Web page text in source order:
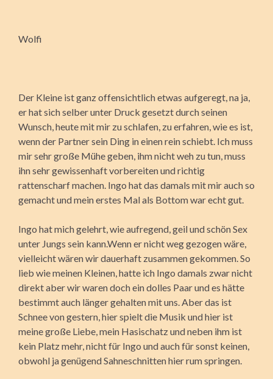
Wolfi
Der Kleine ist ganz offensichtlich etwas aufgeregt, na ja,
er hat sich selber unter Druck gesetzt durch seinen
Wunsch, heute mit mir zu schlafen, zu erfahren, wie es ist,
wenn der Partner sein Ding in einen rein schiebt. Ich muss
mir sehr große Mühe geben, ihm nicht weh zu tun, muss
ihn sehr gewissenhaft vorbereiten und richtig
rattenscharf machen. Ingo hat das damals mit mir auch so
gemacht und mein erstes Mal als Bottom war echt gut.
Ingo hat mich gelehrt, wie aufregend, geil und schön Sex
unter Jungs sein kann.Wenn er nicht weg gezogen wäre,
vielleicht wären wir dauerhaft zusammen gekommen. So
lieb wie meinen Kleinen, hatte ich Ingo damals zwar nicht
direkt aber wir waren doch ein dolles Paar und es hätte
bestimmt auch länger gehalten mit uns. Aber das ist
Schnee von gestern, hier spielt die Musik und hier ist
meine große Liebe, mein Hasischatz und neben ihm ist
kein Platz mehr, nicht für Ingo und auch für sonst keinen,
obwohl ja genügend Sahneschnitten hier rum springen.